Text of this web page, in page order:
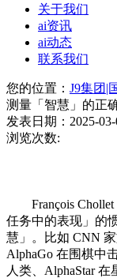
关于我们
ai资讯
ai动态
联系我们
您的位置： J9集团|
测量「智慧」的正
发表日期：2025-
浏览次数:
François Chollet
任务中的表现」的
慧」。比如 CNN 家
AlphaGo 在围棋中
人类、AlphaStar